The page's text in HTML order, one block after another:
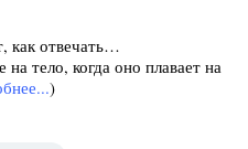
как отвечать…
тело, когда оно плавает на
)